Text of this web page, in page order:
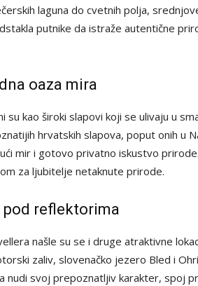
laguna do cvetnih polja,
putnike da istraže autentične
oaza mira
su kao široki slapovi koji se ulivaju u
hrvatskih slapova, poput onih u
mir i gotovo privatno iskustvo
za ljubitelje netaknute prirode.
pod reflektorima
našle su se i druge atraktivne
zaliv, slovenačko jezero Bled i
nudi svoj prepoznatljiv karakter, spoj